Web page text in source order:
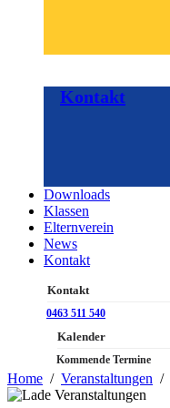
Kontakt
Downloads
Klassen
Elternverein
News
Kontakt
Kontakt
0463 511 540
Kalender
Kommende Termine
Home Veranstaltungen